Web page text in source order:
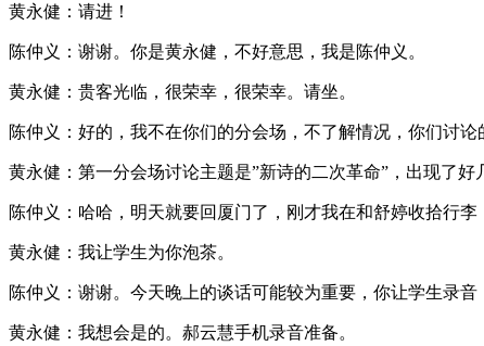
黄永健：请进！
陈仲义：谢谢。你是黄永健，不好意思，我是陈仲义。
黄永健：贵客光临，很荣幸，很荣幸。请坐。
陈仲义：好的，我不在你们的分会场，不了解情况，你们讨论
黄永健：第一分会场讨论主题是”新诗的二次革命”，出现了
陈仲义：哈哈，明天就要回厦门了，刚才我在和舒婷收拾行
黄永健：我让学生为你泡茶。
陈仲义：谢谢。今天晚上的谈话可能较为重要，你让学生录音
黄永健：我想会是的。郝云慧手机录音准备。